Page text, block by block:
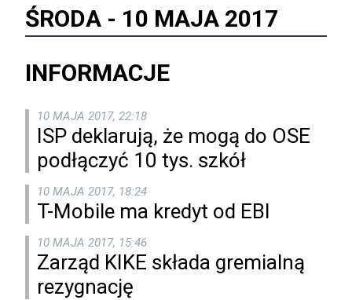
ŚRODA - 10 MAJA 2017
INFORMACJE
10 MAJA 2017, 22:18
ISP deklarują, że mogą do OSE
podłączyć 10 tys. szkół
10 MAJA 2017, 18:24
T-Mobile ma kredyt od EBI
10 MAJA 2017, 15:46
Zarząd KIKE składa gremialną
rezygnację